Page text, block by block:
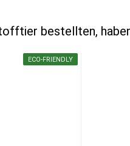
bestellten,
ECO-FRIENDLY